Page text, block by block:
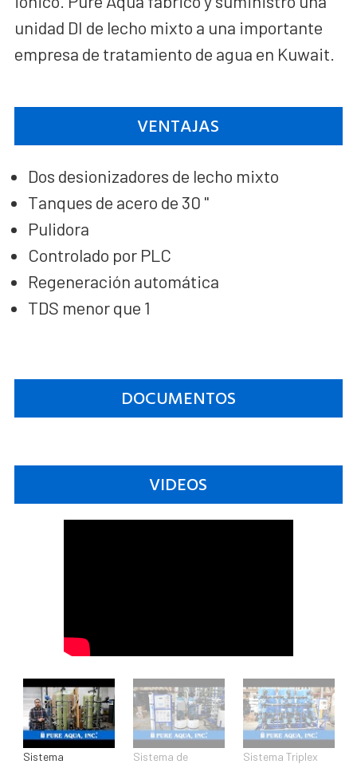
unidad DI de lecho mixto a una importante
empresa de tratamiento de agua en Kuwait.
VENTAJAS
Dos desionizadores de lecho mixto
Tanques de acero de 30 "
Pulidora
Controlado por PLC
Regeneración automática
TDS menor que 1
DOCUMENTOS
VIDEOS
Sistema
Sistema de
Sistema Triplex